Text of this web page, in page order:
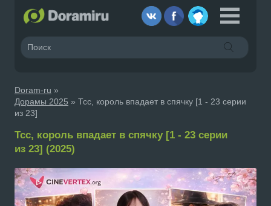
Doram-ru »
Дорамы 2025 » Тсс, король впадает в спячку [1 - 23 серии
из 23]
Тсс, король впадает в спячку [1 - 23 серии
из 23] (2025)